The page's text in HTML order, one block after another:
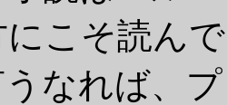
にこそ読ん
なれば、プ